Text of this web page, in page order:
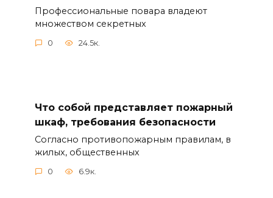
Профессиональные повара владеют
множеством секретных
0 24.5к.
Что собой представляет пожарный
шкаф, требования безопасности
Согласно противопожарным правилам, в
жилых, общественных
0 6.9к.